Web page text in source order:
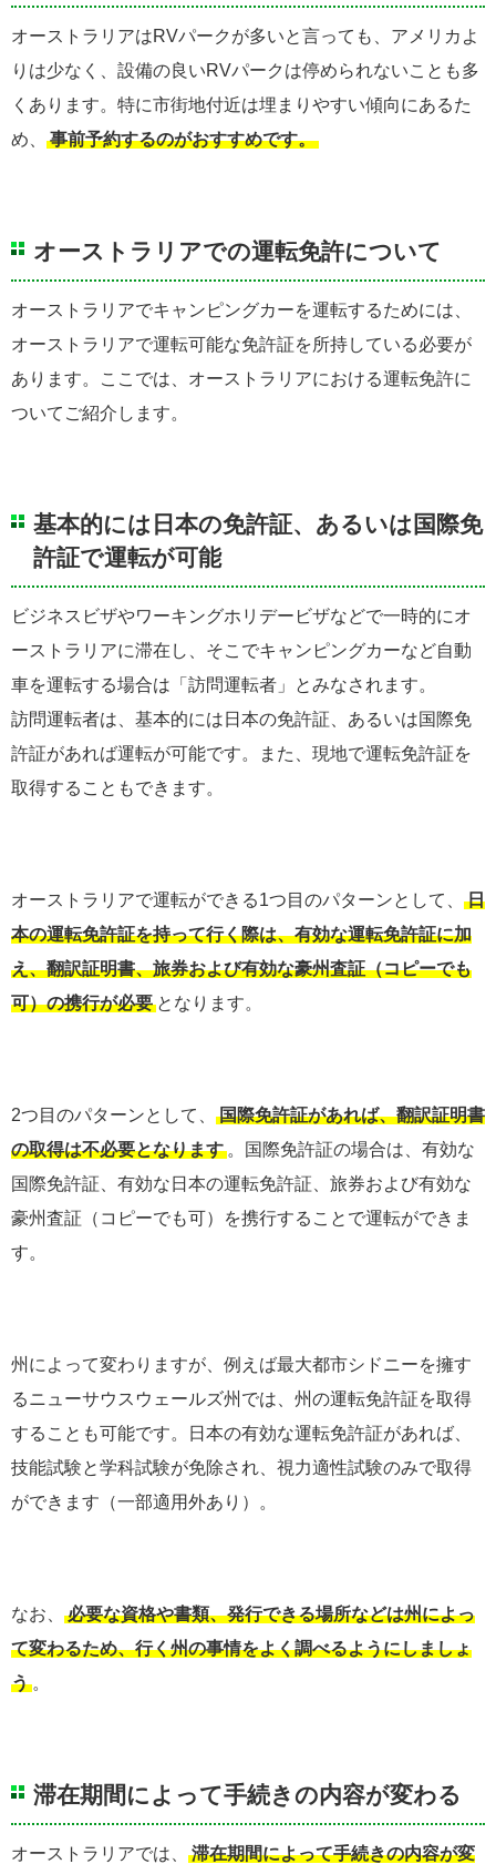
オーストラリアはRVパークが多いと言っても、アメリカよ
りは少なく、設備の良いRVパークは停められないことも多
くあります。特に市街地付近は埋まりやすい傾向にあるた
め、
事前予約するのがおすすめです。
オーストラリアでの運転免許について
オーストラリアでキャンピングカーを運転するためには、
オーストラリアで運転可能な免許証を所持している必要が
あります。ここでは、オーストラリアにおける運転免許に
ついてご紹介します。
基本的には日本の免許証、あるいは国際免
許証で運転が可能
ビジネスビザやワーキングホリデービザなどで一時的にオ
ーストラリアに滞在し、そこでキャンピングカーなど自動
車を運転する場合は「訪問運転者」とみなされます。
訪問運転者は、基本的には日本の免許証、あるいは国際免
許証があれば運転が可能です。また、現地で運転免許証を
取得することもできます。
オーストラリアで運転ができる1つ目のパターンとして、
日
本の運転免許証を持って行く際は、有効な運転免許証に加
え、翻訳証明書、旅券および有効な豪州査証（コピーでも
可）の携行が必要 となります。
2つ目のパターンとして、
国際免許証があれば、翻訳証明書
の取得は不必要となります 。国際免許証の場合は、有効な
国際免許証、有効な日本の運転免許証、旅券および有効な
豪州査証（コピーでも可）を携行することで運転ができま
す。
州によって変わりますが、例えば最大都市シドニーを擁す
るニューサウスウェールズ州では、州の運転免許証を取得
することも可能です。日本の有効な運転免許証があれば、
技能試験と学科試験が免除され、視力適性試験のみで取得
ができます（一部適用外あり）。
なお、
必要な資格や書類、発行できる場所などは州によっ
て変わるため、行く州の事情をよく調べるようにしましょ
う 。
滞在期間によって手続きの内容が変わる
オーストラリアでは、
滞在期間によって手続きの内容が変